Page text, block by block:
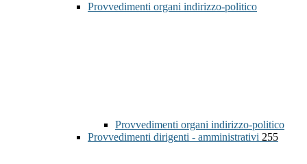
Provvedimenti organi indirizzo-politico
Provvedimenti organi indirizzo-politico
Provvedimenti dirigenti - amministrativi 255